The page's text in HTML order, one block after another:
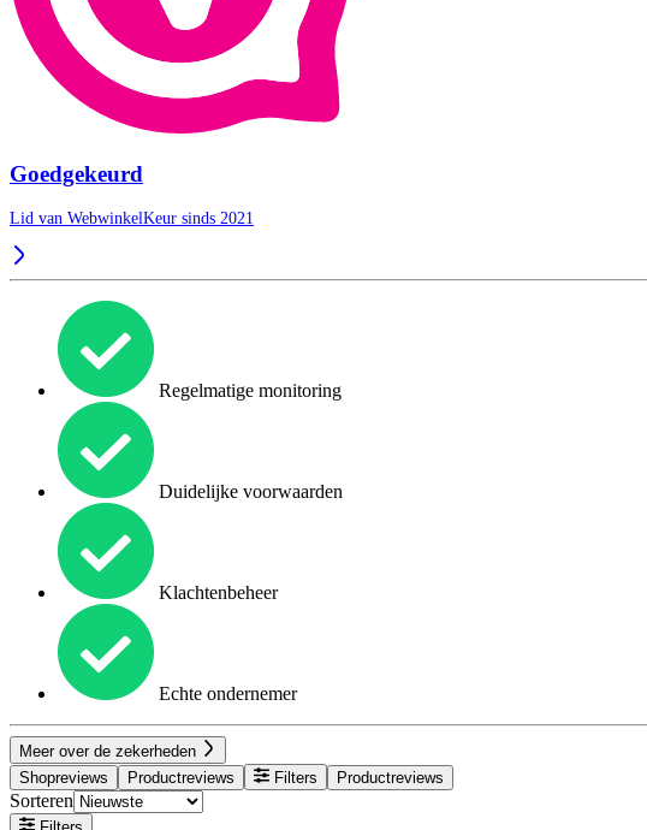
Goedgekeurd
Lid van WebwinkelKeur sinds 2021
Regelmatige monitoring
Duidelijke voorwaarden
Klachtenbeheer
Echte ondernemer
Meer over de zekerheden
Shopreviews
Productreviews Filters Productreviews
Sorteren